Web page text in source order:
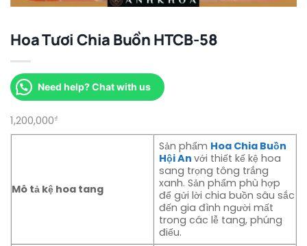
Hoa Tươi Chia Buồn HTCB-58
Need help? Chat with us
1,200,000₫
Mô tả kệ hoa tang
Sản phẩm Hoa Chia Buồn
Hội An với thiết kế kệ hoa
sang trọng tông trắng
xanh. Sản phẩm phù hợp
để gửi lời chia buồn sâu sắc
đến gia đình người mất
trong các lễ tang, phúng
điếu.